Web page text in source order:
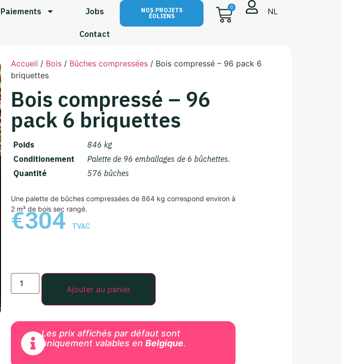
Jobs
Contact
NOS PROJETS
ÉOLIENS
0 NL
Accueil / Bois / Bûches compressées / Bois compressé – 96 pack 6
briquettes
Bois compressé – 96
pack 6 briquettes
Poids
846 kg
Conditionement
Palette de 96 emballages de 6 bûchettes.
Quantité
576 bûches
Une palette de bûches compressées de 864 kg correspond environ à
2 m³ de bois sec rangé.
€304 TVAC
Ajouter au panier
Les prix affichés par défaut sont
uniquement valables enBelgique.